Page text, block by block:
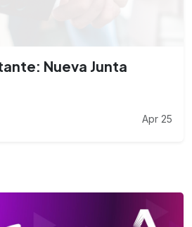
Nueva Junta
Apr 25